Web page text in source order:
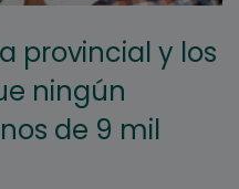
provincial y los
ningún
de 9 mil